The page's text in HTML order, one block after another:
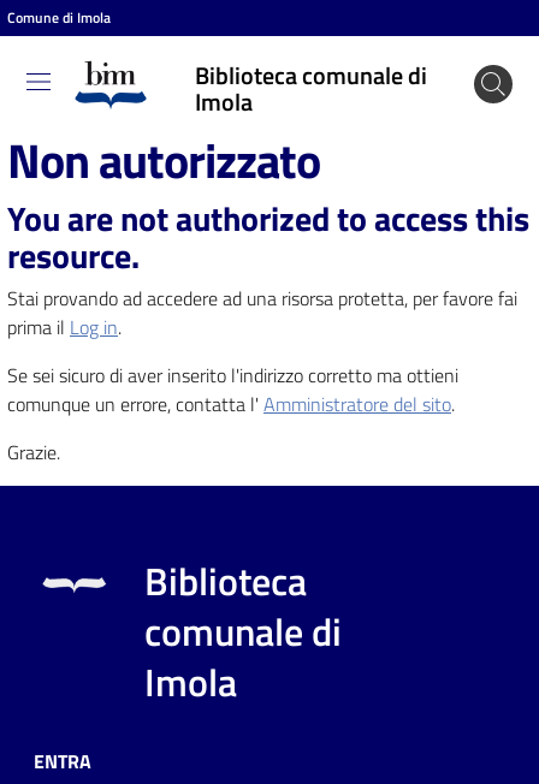
Vai al contenuto
Vai alla navigazione
Vai al footer
Comune di Imola
Biblioteca comunale di
Imola
Biblioteca
comunale
di Imola
Entra
Cosa
puoi
fare
contenuti
Non autorizzato
You are not authorized to access this
resource.
Stai provando ad accedere ad una risorsa protetta, per favore fai
prima il Log in.
Se sei sicuro di aver inserito l'indirizzo corretto ma ottieni
comunque un errore, contatta l' Amministratore del sito.
Grazie.
Biblioteca
comunale di
Imola
ENTRA